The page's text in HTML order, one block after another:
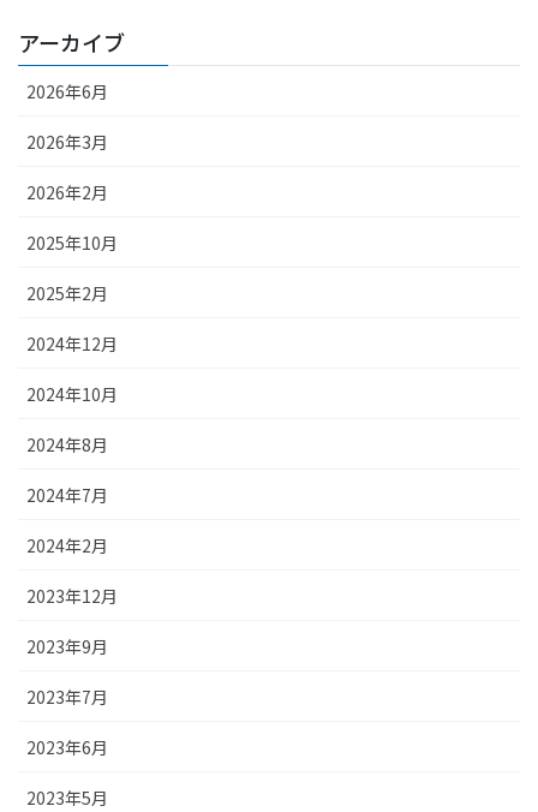
アーカイブ
2026年6月
2026年3月
2026年2月
2025年10月
2025年2月
2024年12月
2024年10月
2024年8月
2024年7月
2024年2月
2023年12月
2023年9月
2023年7月
2023年6月
2023年5月